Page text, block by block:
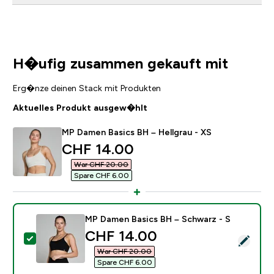
H�ufig zusammen gekauft mit
Erg�nze deinen Stack mit Produkten
Aktuelles Produkt ausgew�hlt
MP Damen Basics BH – Hellgrau - XS
discounted price
CHF 14.00‎
War CHF 20.00‎
Spare CHF 6.00‎
Dieses Produkt ausw�hlen - MP Damen Basics BH –
MP Damen Basics BH – Schwarz - S
discounted price
CHF 14.00‎
War CHF 20.00‎
Spare CHF 6.00‎